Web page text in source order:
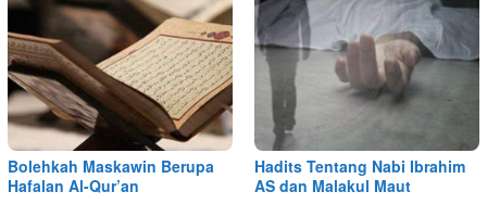
Bolehkah Maskawin Berupa
Hafalan Al-Qur’an
Hadits Tentang Nabi Ibrahim
AS dan Malakul Maut